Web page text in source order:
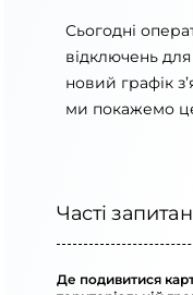
Сьогодні
відключень
новий графік
ми покажемо
Часті
Де подивитися